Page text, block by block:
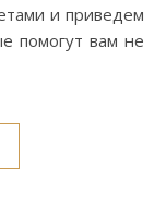
и приведем
помогут вам не